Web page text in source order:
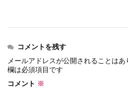
コメントを残す
メールアドレスが公開されることはあ
欄は必須項目です
コメント ※